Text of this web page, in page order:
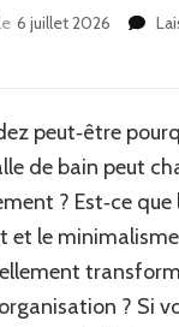
6 juillet 2026
peut‑être
de bain peut
? Est‑ce que
et le
? Si